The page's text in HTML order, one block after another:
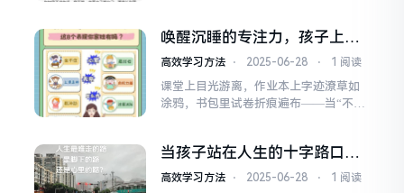
落，眼泪混合着早餐的味道，孩子紧攥
着被角，父母的耐心在反复拉扯中濒临
是无数父母共同面对的“破晓挑战”，探
究根源：抗拒上学背后的...
唤醒沉睡的专注力，孩子上学
不认真的深度疗愈与内驱力激
高效学习方法 ⋅ 2025-06-28 ⋅ 1 阅读
课堂上目光游离，作业本上字迹潦草如
涂鸦，书包里试卷折痕遍布——当“不认
我们暂停责备的惯性，以教育者的冷静
与父母的深情，共同探寻那“不认真”表
当孩子站在人生的十字路口，
上学还是打工？
高效学习方法 ⋅ 2025-06-28 ⋅ 1 阅读